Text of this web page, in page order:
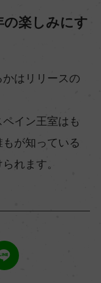
楽しみにす
はリリースの
イン王室はも
が知っている
れます。